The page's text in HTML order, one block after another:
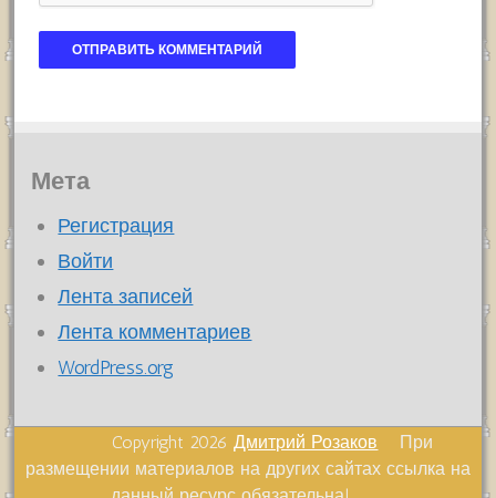
Мета
Регистрация
Войти
Лента записей
Лента комментариев
WordPress.org
Copyright 2026Дмитрий Розаков При
размещении материалов на других сайтах ссылка на